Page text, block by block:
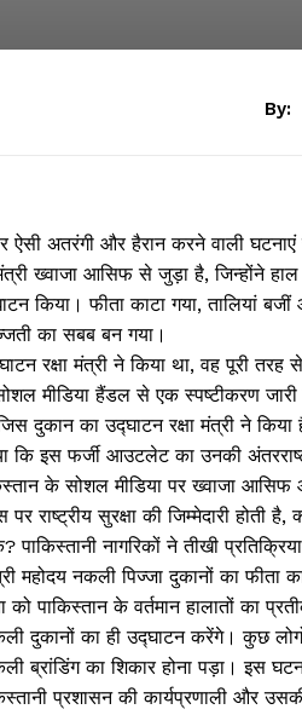
By:
ऐसी अतरंगी और हैरान करने वाली
मंत्री ख्वाजा आसिफ से जुड़ा है, जिन्होंने
किया। फीता काटा गया, तालियां
का सबब बन गया।
रक्षा मंत्री ने किया था, वह पूरी तरह
मीडिया हैंडल से एक स्पष्टीकरण
दुकान का उद्घाटन रक्षा मंत्री ने
इस फर्जी आउटलेट का उनकी
के सोशल मीडिया पर ख्वाजा
राष्ट्रीय सुरक्षा की जिम्मेदारी
नागरिकों ने तीखी
महोदय नकली पिज्जा दुकानों का फीता
को पाकिस्तान के वर्तमान हालातों
दुकानों का ही उद्घाटन करेंगे। कुछ
ब्रांडिंग का शिकार होना पड़ा। इस
प्रशासन की कार्यप्रणाली और